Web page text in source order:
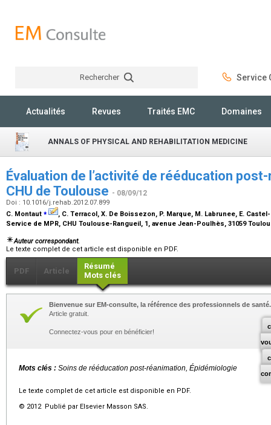
Rechercher Service
Actualités Revues Traités EMC Domaines
ANNALS OF PHYSICAL AND REHABILITATION MEDICINE
Évaluation de l’activité de rééducation
CHU de Toulouse - 08/09/12
Doi : 10.1016/j.rehab.2012.07.899
C. Montaut ⁎
, C. Terracol, X. De Boissezon, P. Marque, M. Labrunee, E.
Service de MPR, CHU Toulouse-Rangueil, 1, avenue Jean-Poulhès, 31059
Auteur correspondant.
Le texte complet de cet article est disponible en PDF.
PDF Article
Résumé
Mots clés
Bienvenue sur EM-consulte, la référence des professionnels de santé.
Article gratuit.
Connectez-vous pour en bénéficier!
Mots clés : Soins de rééducation post-réanimation, Épidémiologie
Le texte complet de cet article est disponible en PDF.
© 2012 Publié par Elsevier Masson SAS.